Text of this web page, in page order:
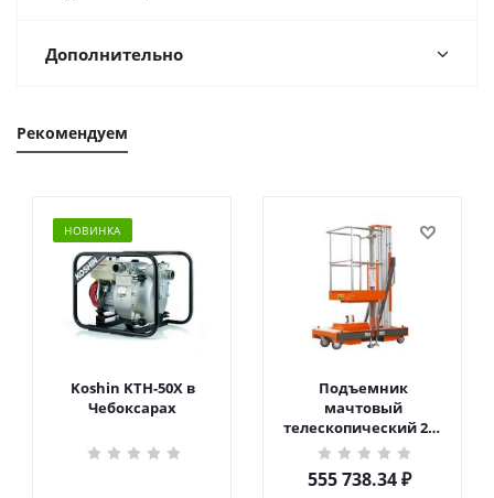
Дополнительно
Рекомендуем
НОВИНКА
Koshin KTH-50X в
Чебоксарах
Подъемник
мачтовый
телескопический 200
кг 6 м TOR GTWY6-200S
DC 2-мачтовый
(автономный) (G) в
555 738.34₽